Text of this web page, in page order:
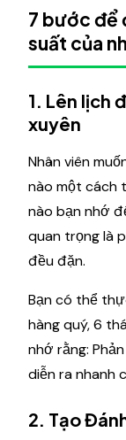
7 bước để
suất của
1. Lên lịch
xuyên
Nhân viên
nào một cách
nào bạn nhớ
quan trọng là
đều đặn.
Bạn có thể
hàng quý, 6
nhớ rằng:
diễn ra nhanh
2. Tạo